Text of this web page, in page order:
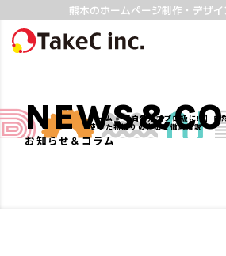
熊本のホームページ制作・デザ
お知らせ＆コラム
ホーム»【自然光でプロ級に!?】自
使った物撮りの方法を徹底解説